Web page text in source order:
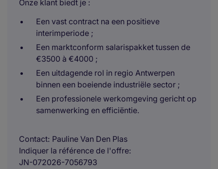
Onze klant biedt je :
Een vast contract na een positieve
interimperiode ;
Een marktconform salarispakket tussen de
€3500 à €4000 ;
Een uitdagende rol in regio Antwerpen
binnen een boeiende industriële sector ;
Een professionele werkomgeving gericht op
samenwerking en efficiëntie.
Contact Pauline Van Den Plas
Indiquer la référence de l'offre
JN-072026-7056793